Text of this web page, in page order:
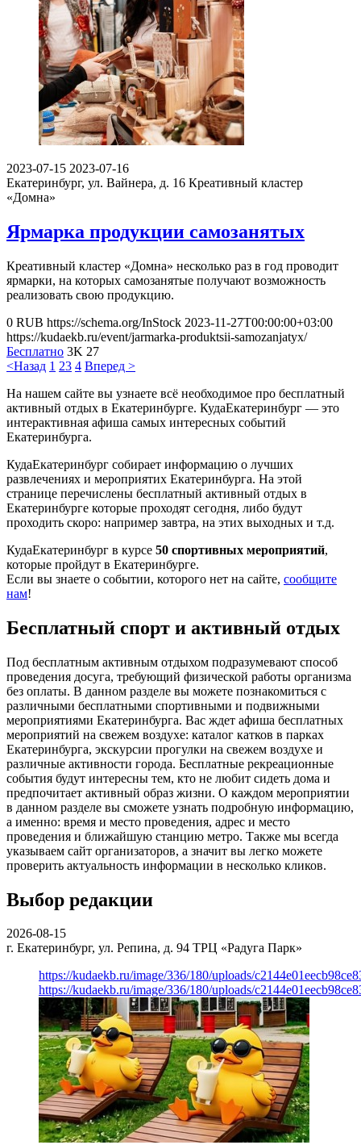
2023-07-15 2023-07-16
Екатеринбург, ул. Вайнера, д. 16 Креативный кластер
«Домна»
Ярмарка продукции самозанятых
Креативный кластер «Домна» несколько раз в год проводит
ярмарки, на которых самозанятые получают возможность
реализовать свою продукцию.
0 RUB https://schema.org/InStock 2023-11-27T00:00:00+03:00
https://kudaekb.ru/event/jarmarka-produktsii-samozanjatyx/
Бесплатно 3K 27
<Назад 1 23 4 Вперед >
На нашем сайте вы узнаете всё необходимое про бесплатный
активный отдых в Екатеринбурге. КудаЕкатеринбург — это
интерактивная афиша самых интересных событий
Екатеринбурга.
КудаЕкатеринбург собирает информацию о лучших
развлечениях и мероприятих Екатеринбурга. На этой
странице перечислены бесплатный активный отдых в
Екатеринбурге которые проходят сегодня, либо будут
проходить скоро: например завтра, на этих выходных и т.д.
КудаЕкатеринбург в курсе 50 спортивных мероприятий,
которые пройдут в Екатеринбурге.
Если вы знаете о событии, которого нет на сайте, сообщите
нам!
Бесплатный спорт и активный отдых
Под бесплатным активным отдыхом подразумевают способ
проведения досуга, требующий физической работы организма
без оплаты. В данном разделе вы можете познакомиться с
различными бесплатными спортивными и подвижными
мероприятиями Екатеринбурга. Вас ждет афиша бесплатных
мероприятий на свежем воздухе: каталог катков в парках
Екатеринбурга, экскурсии прогулки на свежем воздухе и
различные активности города. Бесплатные рекреационные
события будут интересны тем, кто не любит сидеть дома и
предпочитает активный образ жизни. О каждом мероприятии
в данном разделе вы сможете узнать подробную информацию,
а именно: время и место проведения, адрес и место
проведения и ближайшую станцию метро. Также мы всегда
указываем сайт организаторов, а значит вы легко можете
проверить актуальность информации в несколько кликов.
Выбор редакции
2026-08-15
г. Екатеринбург, ул. Репина, д. 94 ТРЦ «Радуга Парк»
https://kudaekb.ru/image/336/180/uploads/
https://kudaekb.ru/image/336/180/uploads/